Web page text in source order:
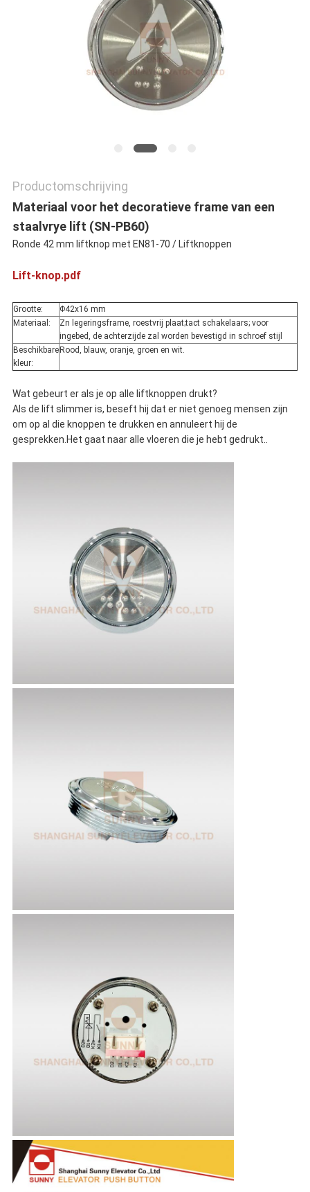
Productomschrijving
Materiaal voor het decoratieve frame van een
staalvrye lift (SN-PB60)
Ronde 42 mm liftknop met EN81-70 / Liftknoppen
Lift-knop.pdf
Grootte:
Φ42x16 mm
Materiaal:
Zn legeringsframe, roestvrij plaat;tact schakelaars; voor
ingebed, de achterzijde zal worden bevestigd in schroef stijl
Beschikbare
kleur:
Rood, blauw, oranje, groen en wit.
Wat gebeurt er als je op alle liftknoppen drukt?
Als de lift slimmer is, beseft hij dat er niet genoeg mensen zijn
om op al die knoppen te drukken en annuleert hij de
gesprekken.Het gaat naar alle vloeren die je hebt gedrukt..